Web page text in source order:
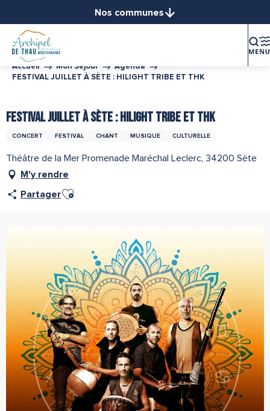
contenu
principal
Nos communes
Bouzigues
Frontignan
Loupian
Mireval
Villeveyrac
Accueil Mon Séjour
Agenda
FESTIVAL JUILLET À SÈTE : HILIGHT TRIBE ET THK
FESTIVAL JUILLET À SÈTE : HILIGHT TRIBE ET THK
CONCERT FESTIVAL CHANT MUSIQUE CULTURELLE
Théâtre de la Mer Promenade Maréchal Leclerc, 34200 Sète
M'y rendre
PartagerAjouter aux favoris